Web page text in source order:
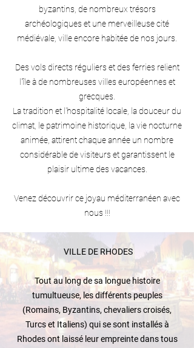
byzantins, de nombreux trésors
archéologiques et une merveilleuse cité
médiévale, ville encore habitée de nos jours.
Des vols directs réguliers et des ferries relient
l'île à de nombreuses villes européennes et
grecques.
La tradition et l'hospitalité locale, la douceur du
climat, le patrimoine historique, la vie nocturne
animée, attirent chaque année un nombre
considérable de visiteurs et garantissent le
plaisir ultime des vacances.
Venez découvrir ce joyau méditerranéen avec
nous !!!
VILLE DE RHODES
Tout au long de sa longue histoire
tumultueuse, les différents peuples
(Romains, Byzantins, chevaliers croisés,
Turcs et Italiens) qui se sont installés à
Rhodes ont laissé leur empreinte dans tous